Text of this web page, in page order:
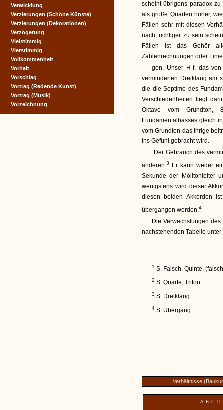
scheint übrigens paradox
als große Quarten höher,
Fällen sehr mit diesen
nach, richtiger zu sein
Fällen ist das Gehör
Zahlenrechnungen oder
gen. Unser H-f, das
verminderten Dreiklang am
die die Septime des
Verschiedenheiten liegt
Oktave vom Grundton,
Fundamentalbasses gleich
vom Grundton das Ihrige
ins Gefühl gebracht wird.
Der Gebrauch des
anderen.3
Er kann weder
Sekunde der Molltonleiter
wenigstens wird dieser
diesen beiden Akkorden
übergangen worden.4
Die Verwechslungen
nachstehenden Tabelle
1 S. Falsch, Quinte,
2 S. Quarte, Triton.
3 S. Dreiklang.
4 S. Übergang.
Verhältnisse
A B C D
Verwicklung
Verzierungen (Schöne Künste)
Verzierungen (Dekorationen)
Verzögerung
Vielstimmig
Vierstimmig
Vollkommenheit
Vorhalt
Vorschlag
Vortrag (Redende Kunst)
Vortrag (Musik)
Vorzeichnung